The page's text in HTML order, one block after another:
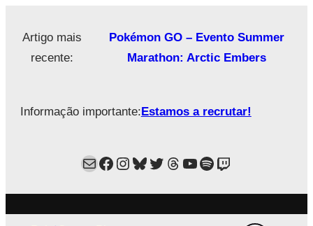
paraArtigo mais
recente:
Pokémon GO – Evento Summer
Marathon: Arctic Embers
Informação importante:Estamos a recrutar!
MailFacebook
Instagram
Bluesky
Twitter
Estamos no Threads!
YouTube
Spotify
Twitch